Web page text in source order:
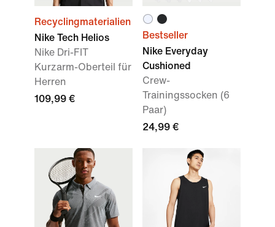
Recyclingmaterialien
Nike Tech Helios
Nike Dri-FIT
Kurzarm-Oberteil für
Herren
109,99 €
Bestseller
Nike Everyday
Cushioned
Crew-
Trainingssocken (6
Paar)
24,99 €